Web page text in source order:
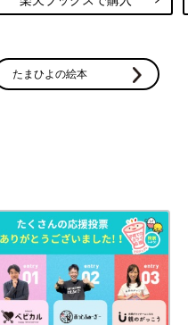
たまひよの絵本